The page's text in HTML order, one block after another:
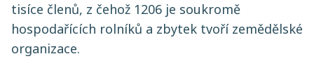
tisíce členů, z čehož 1206 je soukromě
hospodařících rolníků a zbytek tvoří zemědělské
organizace.